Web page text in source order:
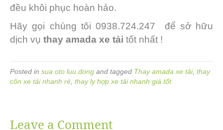
đều khôi phục hoàn hảo.
Hãy gọi chúng tôi 0938.724.247 để sở hữu
dịch vụ thay amada xe tải tốt nhất !
Posted in sua oto luu dong and tagged Thay amada xe tải, thay
côn xe tải nhanh rẻ thay ly hợp xe tải nhanh giá tốt
Leave a Comment